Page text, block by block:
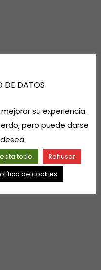
DE DATOS
su experiencia.
pero puede darse
todo
Rehusar
de cookies